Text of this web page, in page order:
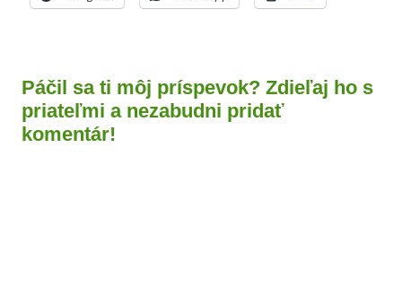
Páčil sa ti môj príspevok? Zdieľaj ho s
priateľmi a nezabudni pridať
komentár!